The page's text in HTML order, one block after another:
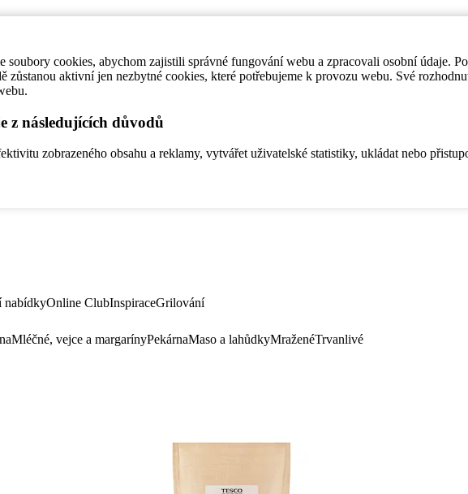
soubory cookies, abychom zajistili správné fungování webu a zpracovali osobní údaje.
zůstanou aktivní jen nezbytné cookies, které potřebujeme k provozu webu. Své
z následujících důvodů
zobrazeného obsahu a reklamy, vytvářet uživatelské statistiky, ukládat nebo
nabídkyOnline ClubInspiraceGrilování
Mléčné, vejce a margarínyPekárnaMaso a lahůdkyMraženéTrvanlivé